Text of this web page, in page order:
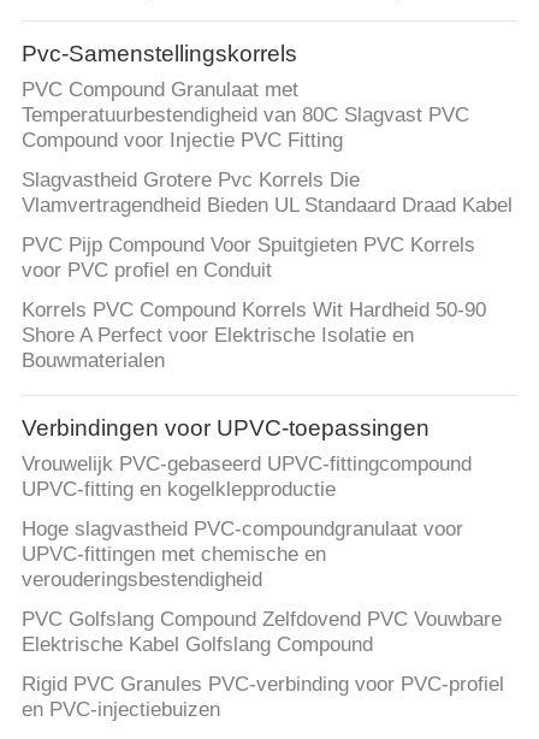
SITEMAP
PRIVACY
POLICY
Pvc-Samenstellingskorrels
PVC Compound Granulaat met
Temperatuurbestendigheid van 80C Slagvast PVC
Compound voor Injectie PVC Fitting
Slagvastheid Grotere Pvc Korrels Die
Vlamvertragendheid Bieden UL Standaard Draad Kabel
PVC Pijp Compound Voor Spuitgieten PVC Korrels
voor PVC profiel en Conduit
Korrels PVC Compound Korrels Wit Hardheid 50-90
Shore A Perfect voor Elektrische Isolatie en
Bouwmaterialen
Verbindingen voor UPVC-toepassingen
Vrouwelijk PVC-gebaseerd UPVC-fittingcompound
UPVC-fitting en kogelklepproductie
Hoge slagvastheid PVC-compoundgranulaat voor
UPVC-fittingen met chemische en
verouderingsbestendigheid
PVC Golfslang Compound Zelfdovend PVC Vouwbare
Elektrische Kabel Golfslang Compound
Rigid PVC Granules PVC-verbinding voor PVC-profiel
en PVC-injectiebuizen